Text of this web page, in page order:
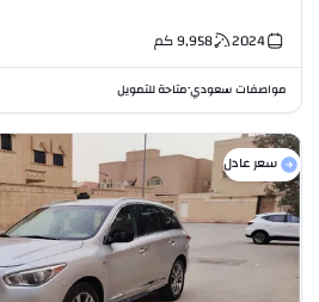
2024
9,958كم
مواصفات سعودي•متاحة للتمويل
سعر عادل